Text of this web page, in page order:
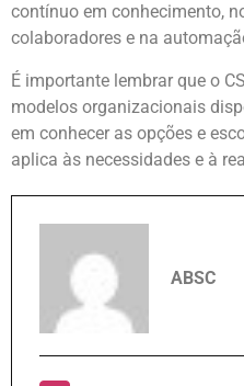
contínuo em conhecimento,
colaboradores e na
É importante lembrar que o
modelos organizacionais
em conhecer as opções e
aplica às necessidades e à
ABSC